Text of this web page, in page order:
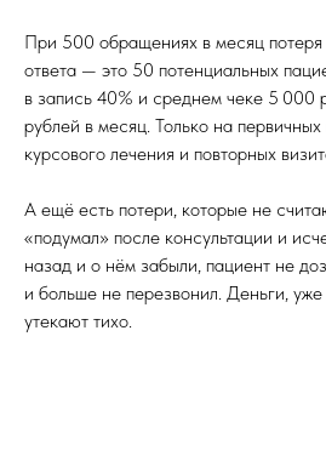
При 500 обращениях в месяц
ответа — это 50 потенциальных
в запись 40% и среднем чеке 5
рублей в месяц. Только на
курсового лечения и повторных
А ещё есть потери, которые не
«подумал» после консультации и
назад и о нём забыли, пациент не
и больше не перезвонил. Деньги,
утекают тихо.